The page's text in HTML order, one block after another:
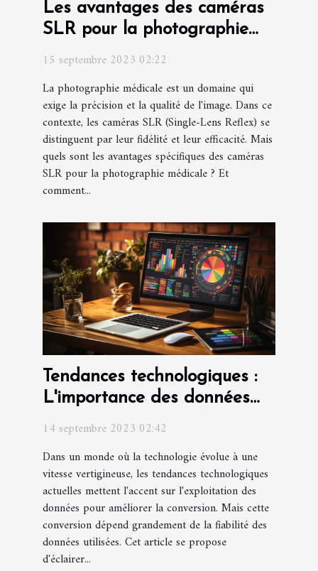
Les avantages des caméras
SLR pour la photographie
médicale
15 septembre 2023 02:22
La photographie médicale est un domaine qui
exige la précision et la qualité de l'image. Dans ce
contexte, les caméras SLR (Single-Lens Reflex) se
distinguent par leur fidélité et leur efficacité. Mais
quels sont les avantages spécifiques des caméras
SLR pour la photographie médicale ? Et
comment...
Tendances technologiques :
L'importance des données
fiables pour une meilleure
14 septembre 2023 02:42
Dans un monde où la technologie évolue à une
vitesse vertigineuse, les tendances technologiques
actuelles mettent l'accent sur l'exploitation des
données pour améliorer la conversion. Mais cette
conversion dépend grandement de la fiabilité des
données utilisées. Cet article se propose
d'éclairer...